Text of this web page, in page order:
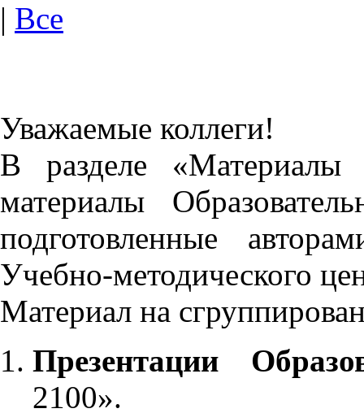
| Все
Уважаемые коллеги!
В разделе «Материалы
материалы
подготовленные
Учебно-методического
Материал на
Презентации
2100».